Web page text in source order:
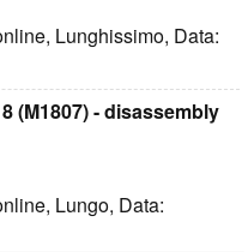
Lunghissimo, Data:
(M1807) - disassembly
Lungo, Data: